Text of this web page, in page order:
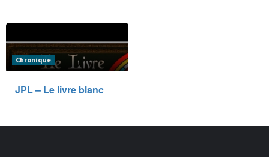
Chronique
JPL – Le livre blanc